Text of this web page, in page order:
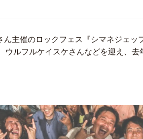
主催のロックフェス『シマネジェッ
ルフルケイスケさんなどを迎え、